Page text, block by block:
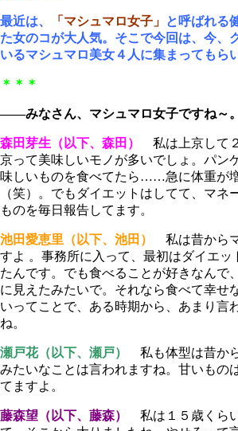
最近は、 「マシュマロ女子」 と呼ばれる
た女のコが大人気。そこで今回は、今、
いるマシュマロ美女４人に集まってもら
＊＊＊
――みなさん、マシュマロ女子ですね～
森田芽生（以下、森田）
私は上京して
京って美味しいモノが多いでしょ。パン
味しいものを食べてたら……急に体重が
（笑）。でもダイエットはしてて、マネ
ものを毎日報告してます。
池田愛恵里（以下、池田）
私は昔から
すよ 。事務所に入って、最初はダイエッ
たんです。でも食べることが好きなんで
に見えたみたいで。それなら食べて幸せ
いってことで、ある時期から、あまり言
ね。
瀬戸花（以下、瀬戸）
私も体型は昔か
みたいなことは言われますね。甘いもの
てますよ。
藤森望（以下、藤森）
私は１５歳くら